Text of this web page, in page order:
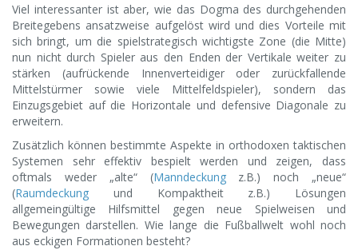
Viel interessanter ist aber, wie das Dogma des durchgehenden
Breitegebens ansatzweise aufgelöst wird und dies Vorteile mit
sich bringt, um die spielstrategisch wichtigste Zone (die Mitte)
nun nicht durch Spieler aus den Enden der Vertikale weiter zu
stärken (aufrückende Innenverteidiger oder zurückfallende
Mittelstürmer sowie viele Mittelfeldspieler), sondern das
Einzugsgebiet auf die Horizontale und defensive Diagonale zu
erweitern.
Zusätzlich können bestimmte Aspekte in orthodoxen taktischen
Systemen sehr effektiv bespielt werden und zeigen, dass
oftmals weder „alte“ (Manndeckungz.B.) noch „neue“
(Raumdeckung und Kompaktheit z.B.) Lösungen
allgemeingültige Hilfsmittel gegen neue Spielweisen und
Bewegungen darstellen. Wie lange die Fußballwelt wohl noch
aus eckigen Formationen besteht?